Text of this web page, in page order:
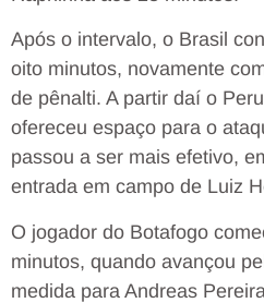
Após o intervalo, o Brasil
oito minutos, novamente
de pênalti. A partir daí o
ofereceu espaço para o
passou a ser mais efetivo,
entrada em campo de Luiz
O jogador do Botafogo
minutos, quando avançou
medida para Andreas